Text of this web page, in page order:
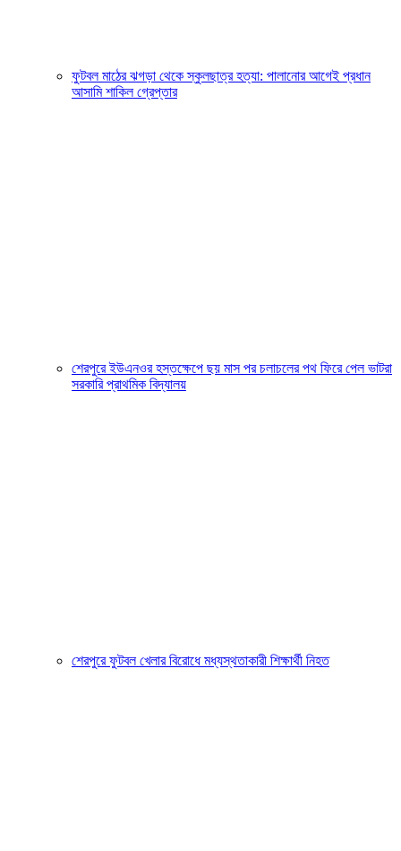
ফুটবল মাঠের ঝগড়া থেকে স্কুলছাত্র হত্যা: পালানোর আগেই প্রধান
আসামি শাকিল গ্রেপ্তার
শেরপুরে ইউএনওর হস্তক্ষেপে ছয় মাস পর চলাচলের পথ ফিরে পেল ভাটরা
সরকারি প্রাথমিক বিদ্যালয়
শেরপুরে ফুটবল খেলার বিরোধে মধ্যস্থতাকারী শিক্ষার্থী নিহত